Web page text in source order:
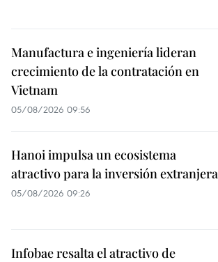
Manufactura e ingeniería lideran
crecimiento de la contratación en
Vietnam
05/08/2026 09:56
Hanoi impulsa un ecosistema
atractivo para la inversión extranjera
05/08/2026 09:26
Infobae resalta el atractivo de